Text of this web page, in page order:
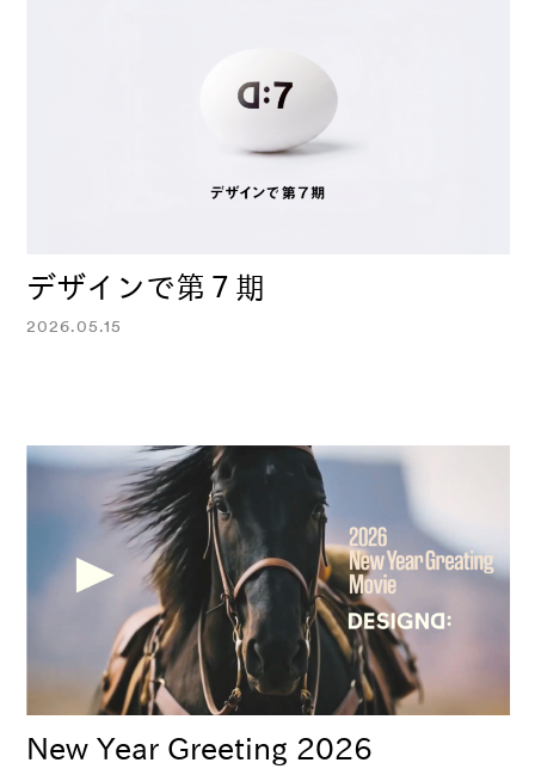
デザインで第７期
2026.05.15
New Year Greeting 2026